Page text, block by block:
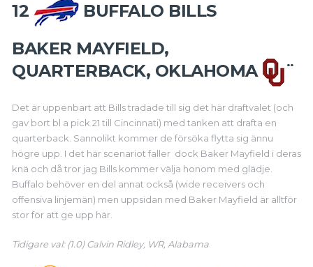
12
BUFFALO BILLS
BAKER MAYFIELD,
QUARTERBACK, OKLAHOMA
¨
Det är uppenbart att Bills tradade till sig det här draftvalet (och
gav bort bl a pick 21 till Cincinnati) med tanken att drafta en
quarterback. Sannolikt kommer de försöka flytta sig ännu
högre upp. I det här scenariot faller dock Baker Mayfield i deras
knä och då tror jag Bills kommer välja honom med glädje.
Buffalo behöver en del annat också (wide receivers och
offensiva linjemän) men uppsidan med Baker Mayfield är alltför
stor för att ge upp här.
Tidigare val: (1.0) Calvin Ridley, WR, Alabama